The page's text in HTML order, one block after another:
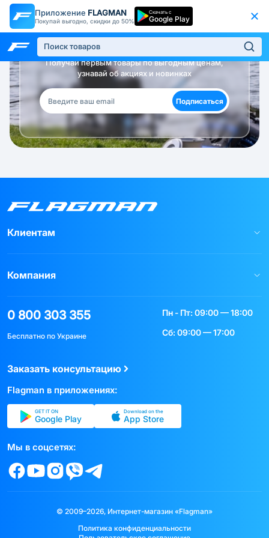
Приложение FLAGMAN
Покупай выгодно, скидки до 50%
Скачать с
Google Play
Будь в курсе!
Получай первым товары по выгодным ценам,
узнавай об акциях и новинках
Подписаться
Клиентам
Компания
0 800 303 355
Бесплатно по Украине
Пн - Пт: 09:00 — 18:00
Сб: 09:00 — 17:00
Заказать консультацию
Flagman в приложениях:
GET IT ON
Google Play
Download on the
App Store
Мы в соцсетях:
© 2009–2026, Интернет-магазин «Flagman»
Политика конфиденциальности